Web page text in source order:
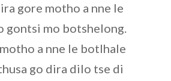
gore motho a nne le
gontsi mo botshelong.
a nne le botlhale
go dira dilo tse di